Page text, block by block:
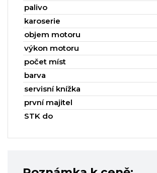
palivo
karoserie
objem motoru
výkon motoru
počet míst
barva
servisní knížka
první majitel
STK do